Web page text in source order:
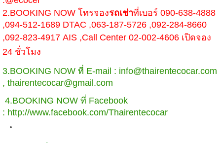
2.BOOKING NOW โทรจองรถเช่าที่เบอร์ 090-638-4888
,094-512-1689 DTAC ,063-187-5726 ,092-284-8660
,092-823-4917 AIS ,Call Center 02-002-4606 เปิดจอง
24 ชั่วโมง
3.BOOKING NOW ที่ E-mail : info@thairentecocar.com
, thairentecocar@gmail.com
4.BOOKING NOW ที่ Facebook
: http://www.facebook.com/Thairentecocar